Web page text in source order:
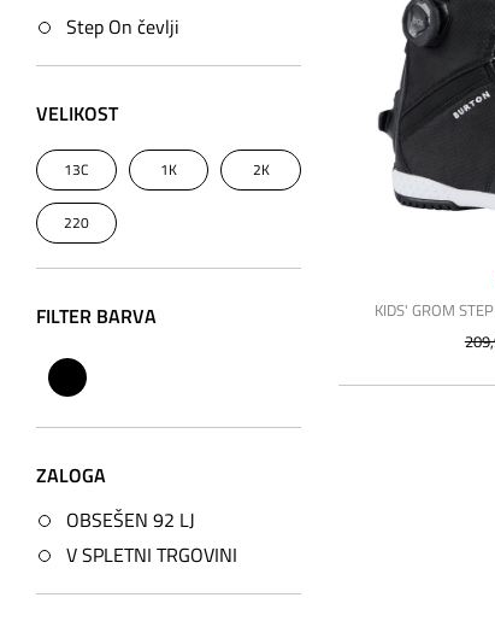
KIDS' GROM
Step On čevlji
VELIKOST
13C 1K 2K
220
FILTER BARVA
ZALOGA
OBSEŠEN 92 LJ
V SPLETNI TRGOVINI